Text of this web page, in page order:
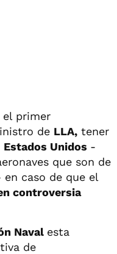
el primer
de LLA, tener
Estados Unidos -
que son de
caso de que el
controversia
Naval esta
de